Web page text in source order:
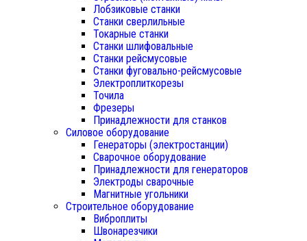
Лобзиковые станки
Станки сверлильные
Токарные станки
Станки шлифовальные
Станки рейсмусовые
Станки фуговально-рейсмусовые
Электроплиткорезы
Точила
Фрезеры
Принадлежности для станков
Силовое оборудование
Генераторы (электростанции)
Сварочное оборудование
Принадлежности для генераторов
Электроды сварочные
Магнитные угольники
Строительное оборудование
Виброплиты
Швонарезчики